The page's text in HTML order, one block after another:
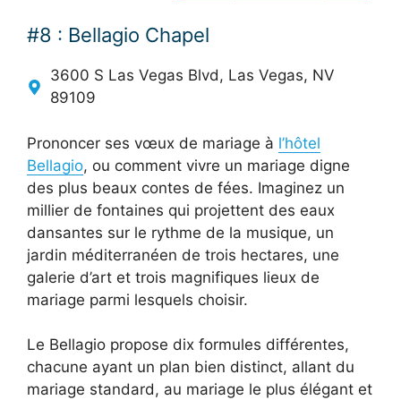
#8 : Bellagio Chapel
3600 S Las Vegas Blvd, Las Vegas, NV
89109
Prononcer ses vœux de mariage à l’hôtel
Bellagio, ou comment vivre un mariage digne
des plus beaux contes de fées. Imaginez un
millier de fontaines qui projettent des eaux
dansantes sur le rythme de la musique, un
jardin méditerranéen de trois hectares, une
galerie d’art et trois magnifiques lieux de
mariage parmi lesquels choisir.
Le Bellagio propose dix formules différentes,
chacune ayant un plan bien distinct, allant du
mariage standard, au mariage le plus élégant et